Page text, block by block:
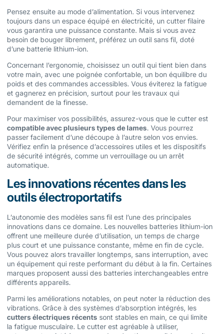
Pensez ensuite au mode d’alimentation. Si vous intervenez
toujours dans un espace équipé en électricité, un cutter filaire
vous garantira une puissance constante. Mais si vous avez
besoin de bouger librement, préférez un outil sans fil, doté
d’une batterie lithium-ion.
Concernant l’ergonomie, choisissez un outil qui tient bien dans
votre main, avec une poignée confortable, un bon équilibre du
poids et des commandes accessibles. Vous éviterez la fatigue
et gagnerez en précision, surtout pour les travaux qui
demandent de la finesse.
Pour maximiser vos possibilités, assurez-vous que le cutter est
compatible avec plusieurs types de lames. Vous pourrez
passer facilement d’une découpe à l’autre selon vos envies.
Vérifiez enfin la présence d’accessoires utiles et les dispositifs
de sécurité intégrés, comme un verrouillage ou un arrêt
automatique.
Les innovations récentes dans les
outils électroportatifs
L’autonomie des modèles sans fil est l’une des principales
innovations dans ce domaine. Les nouvelles batteries lithium-ion
offrent une meilleure durée d’utilisation, un temps de charge
plus court et une puissance constante, même en fin de cycle.
Vous pouvez alors travailler longtemps, sans interruption, avec
un équipement qui reste performant du début à la fin. Certaines
marques proposent aussi des batteries interchangeables entre
différents appareils.
Parmi les améliorations notables, on peut noter la réduction des
vibrations. Grâce à des systèmes d’absorption intégrés, les
cutters électriques récents sont stables en main, ce qui limite
la fatigue musculaire. Le cutter est agréable à utiliser,